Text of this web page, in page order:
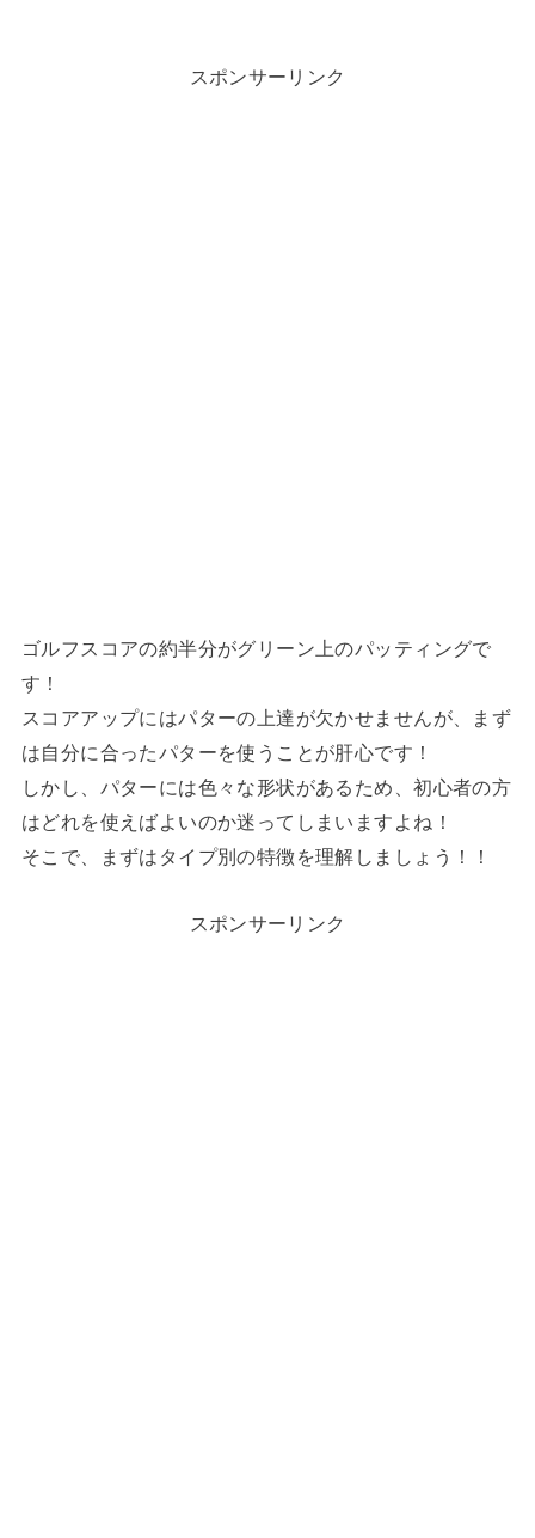
スポンサーリンク
ゴルフスコアの約半分がグリーン上のパッティングで
す！
スコアアップにはパターの上達が欠かせませんが、まず
は自分に合ったパターを使うことが肝心です！
しかし、パターには色々な形状があるため、初心者の方
はどれを使えばよいのか迷ってしまいますよね！
そこで、まずはタイプ別の特徴を理解しましょう！！
スポンサーリンク